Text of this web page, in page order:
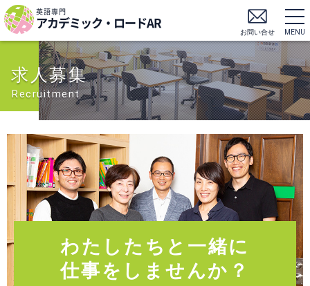
英語専門
アカデミック・ロードAR
お問い合せ MENU
求人募集
Recruitment
わたしたちと一緒に
仕事をしませんか？